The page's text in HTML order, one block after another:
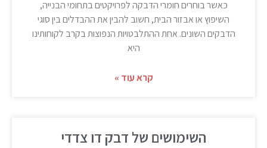
כאשר בוחרים חומרי הדבקה לפרויקטים בתחומי הבנייה,
השיפוץ או אבזור הבית, חשוב להבין את ההבדלים בין סוגי
הדבקים השונים. אחת ההתלבטויות הנפוצות בקרב לקוחותינו
היא
קרא עוד »
השימושים של דבק דו צדדי